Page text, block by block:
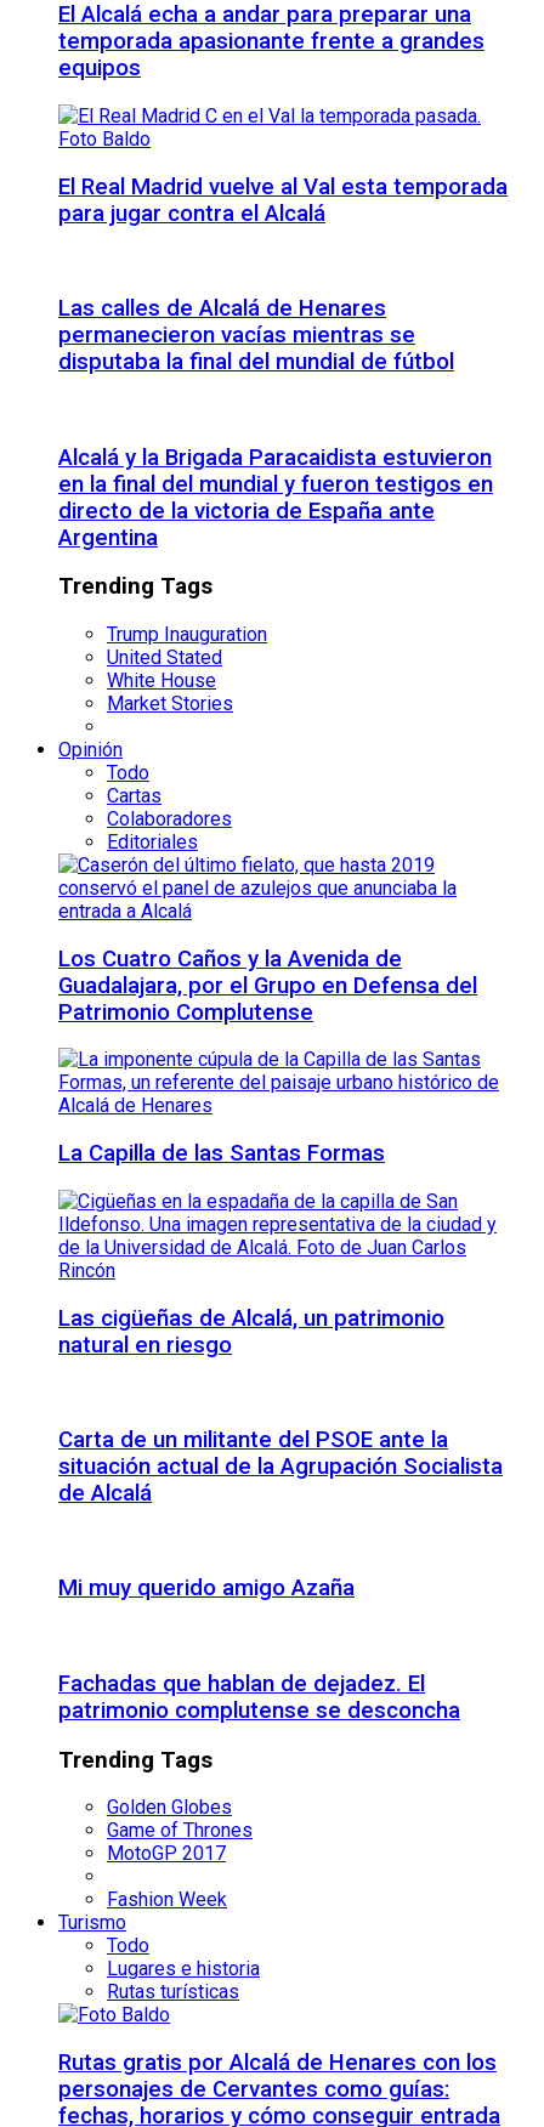
El Alcalá echa a andar para preparar una
temporada apasionante frente a grandes
equipos
El Real Madrid vuelve al Val esta temporada
para jugar contra el Alcalá
Las calles de Alcalá de Henares
permanecieron vacías mientras se
disputaba la final del mundial de fútbol
Alcalá y la Brigada Paracaidista estuvieron
en la final del mundial y fueron testigos en
directo de la victoria de España ante
Argentina
Trending Tags
Trump Inauguration
United Stated
White House
Market Stories
Opinión
Todo
Cartas
Colaboradores
Editoriales
Los Cuatro Caños y la Avenida de
Guadalajara, por el Grupo en Defensa del
Patrimonio Complutense
La Capilla de las Santas Formas
Las cigüeñas de Alcalá, un patrimonio
natural en riesgo
Carta de un militante del PSOE ante la
situación actual de la Agrupación Socialista
de Alcalá
Mi muy querido amigo Azaña
Fachadas que hablan de dejadez. El
patrimonio complutense se desconcha
Trending Tags
Golden Globes
Game of Thrones
MotoGP 2017
Fashion Week
Turismo
Todo
Lugares e historia
Rutas turísticas
Rutas gratis por Alcalá de Henares con los
personajes de Cervantes como guías:
fechas, horarios y cómo conseguir entrada